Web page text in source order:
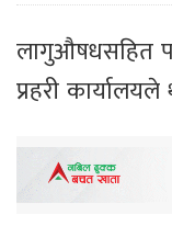
लागुऔषधसहित
प्रहरी